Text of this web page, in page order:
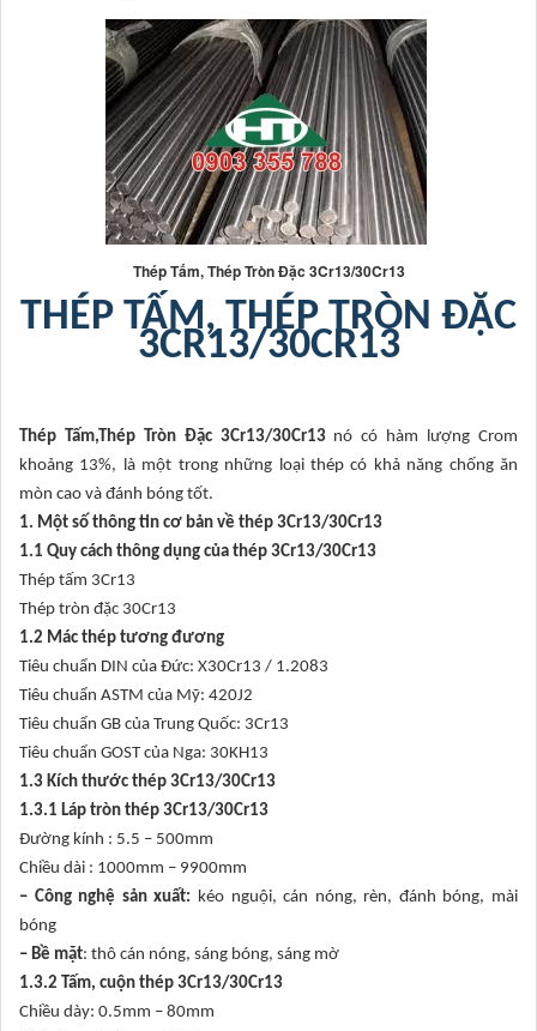
Thép Tấm, Thép Tròn Đặc 3Cr13/30Cr13
THÉP TẤM, THÉP TRÒN ĐẶC
3CR13/30CR13
Thép Tấm,Thép Tròn Đặc 3Cr13/30Cr13nó có hàm lượng Crom
khoảng 13%, là một trong những loại thép có khả năng chống ăn
mòn cao và đánh bóng tốt.
1. Một số thông tin cơ bản về thép 3Cr13/30Cr13
1.1 Quy cách thông dụng của thép 3Cr13/30Cr13
Thép tấm 3Cr13
Thép tròn đặc 30Cr13
1.2 Mác thép tương đương
Tiêu chuẩn DIN của Đức: X30Cr13 / 1.2083
Tiêu chuẩn ASTM của Mỹ: 420J2
Tiêu chuẩn GB của Trung Quốc: 3Cr13
Tiêu chuẩn GOST của Nga: 30KH13
1.3 Kích thước thép 3Cr13/30Cr13
1.3.1 Láp tròn thép 3Cr13/30Cr13
Đường kính : 5.5 – 500mm
Chiều dài : 1000mm – 9900mm
– Công nghệ sản xuất: kéo nguội, cán nóng, rèn, đánh bóng, mài
bóng
– Bề mặt: thô cán nóng, sáng bóng, sáng mờ
1.3.2 Tấm, cuộn thép 3Cr13/30Cr13
Chiều dày: 0.5mm – 80mm